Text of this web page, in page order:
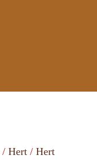
/ Hert / Hert